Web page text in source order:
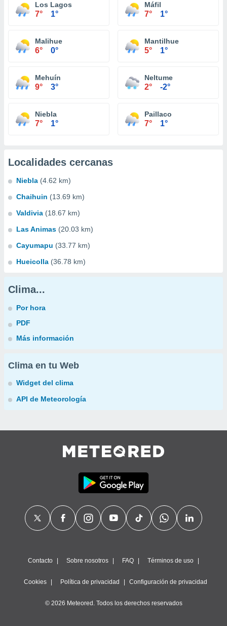
Los Lagos
7° 1°
Máfil
7° 1°
Malihue
6° 0°
Mantilhue
5° 1°
Mehuín
9° 3°
Neltume
2° -2°
Niebla
7° 1°
Paillaco
7° 1°
Localidades cercanas
Niebla (4.62 km)
Chaihuin (13.69 km)
Valdivia (18.67 km)
Las Animas (20.03 km)
Cayumapu (33.77 km)
Hueicolla (36.78 km)
Clima...
Por hora
PDF
Más información
Clima en tu Web
Widget del clima
API de Meteorología
Contacto Sobre nosotros FAQ Términos de uso
Cookies Política de privacidad Configuración de privacidad
© 2026 Meteored. Todos los derechos reservados